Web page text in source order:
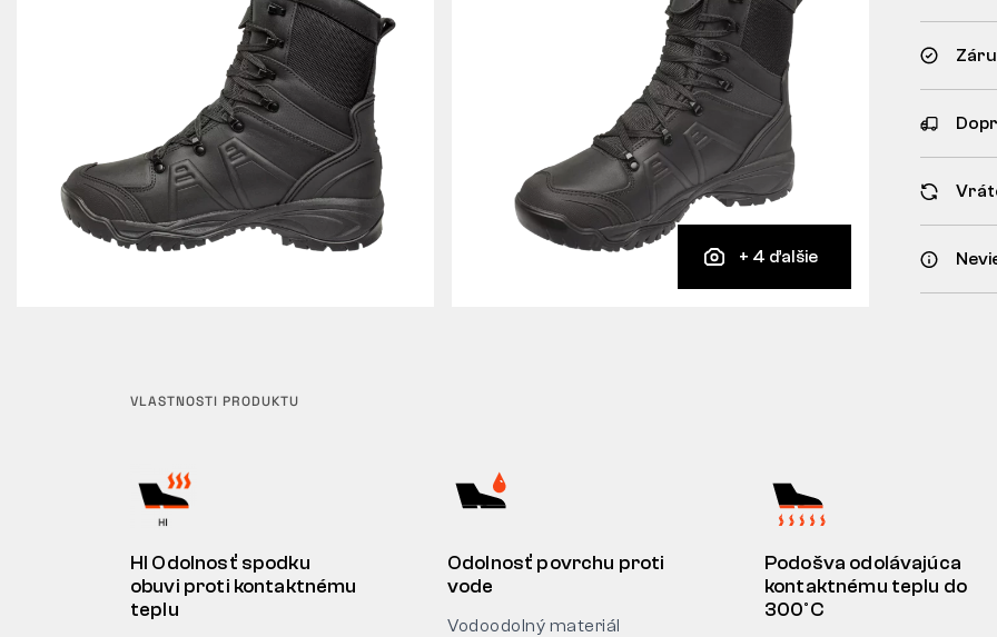
+ 4 ďalšie
VLASTNOSTI PRODUKTU
HI Odolnosť spodku
obuvi proti kontaktnému
teplu
Odolnosť povrchu proti
vode
Vodoodolný materiál
Podošva odolávajúca
kontaktnému teplu do
300°C